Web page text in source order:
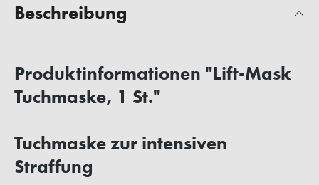
Beschreibung
Produktinformationen "Lift-Mask
Tuchmaske, 1 St."
Tuchmaske zur intensiven
Straffung